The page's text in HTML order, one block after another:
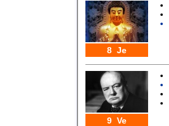
8 Je
9 Ve